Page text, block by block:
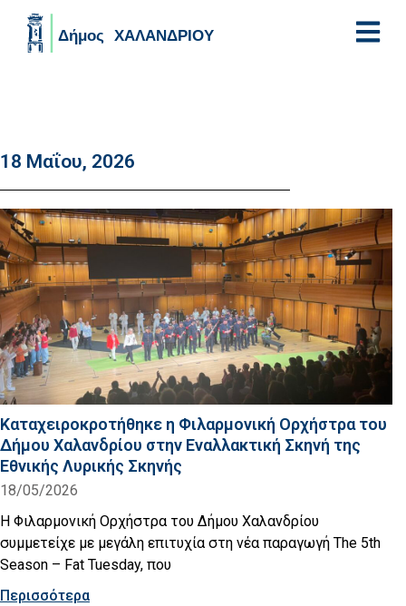
18 Μαΐου, 2026
Καταχειροκροτήθηκε η Φιλαρμονική Ορχήστρα του
Δήμου Χαλανδρίου στην Εναλλακτική Σκηνή της
Εθνικής Λυρικής Σκηνής
18/05/2026
Η Φιλαρμονική Ορχήστρα του Δήμου Χαλανδρίου
συμμετείχε με μεγάλη επιτυχία στη νέα παραγωγή The 5th
Season – Fat Tuesday, που
Περισσότερα